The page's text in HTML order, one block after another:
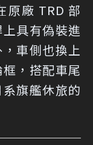
原廠 TRD 部
具有偽裝進
車側也換上
，搭配車尾
旗艦休旅的